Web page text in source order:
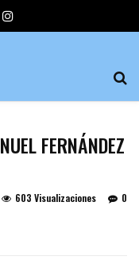
FERNÁNDEZ
0
603 Visualizaciones